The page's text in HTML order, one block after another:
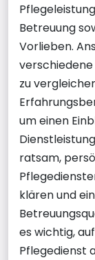
Betreuung
Vorlieben.
zu
um einen
ratsam,
klären und
es wichtig,
Pflegedienst